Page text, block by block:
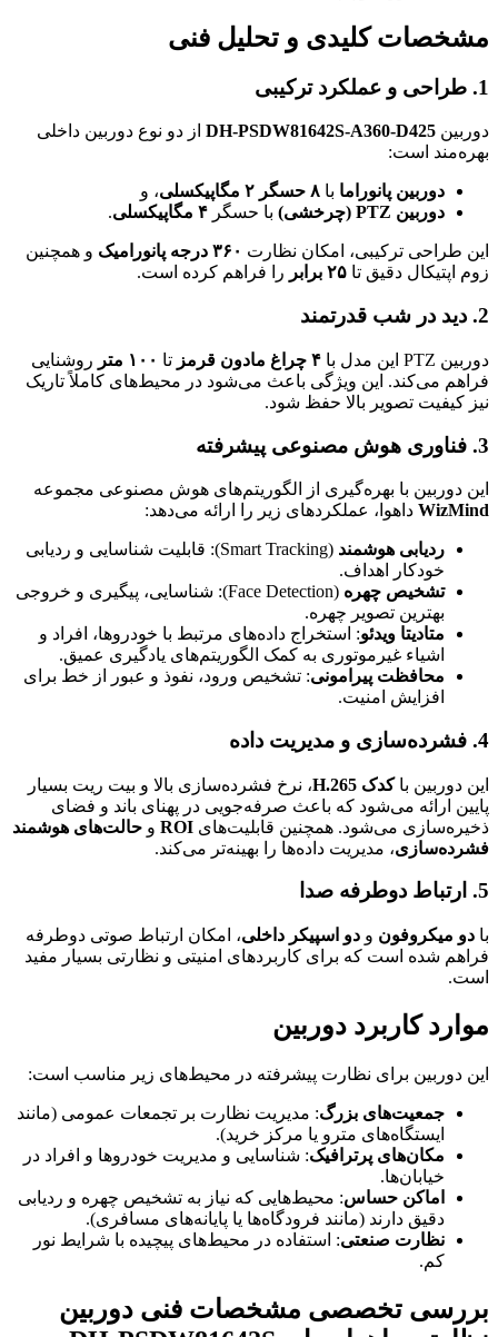
مشخصات کلیدی و تحلیل فنی
1. طراحی و عملکرد ترکیبی
دوربین DH-PSDW81642S-A360-D425 از دو نوع دوربین داخلی
بهره‌مند است:
دوربین پانوراما با ۸ حسگر ۲ مگاپیکسلی
، و
دوربین PTZ (چرخشی)
با حسگر ۴ مگاپیکسلی .
این طراحی ترکیبی، امکان نظارت ۳۶۰ درجه پانورامیک
و همچنین
زوم اپتیکال دقیق تا ۲۵ برابر را فراهم کرده است.
2. دید در شب قدرتمند
دوربین PTZ این مدل با ۴ چراغ مادون قرمز تا ۱۰۰ متر
روشنایی
فراهم می‌کند. این ویژگی باعث می‌شود در محیط‌های کاملاً تاریک
نیز کیفیت تصویر بالا حفظ شود.
3. فناوری هوش مصنوعی پیشرفته
این دوربین با بهره‌گیری از الگوریتم‌های هوش مصنوعی مجموعه
WizMind داهوا، عملکردهای زیر را ارائه می‌دهد:
ردیابی هوشمند
(Smart Tracking): قابلیت شناسایی و ردیابی
خودکار اهداف.
تشخیص چهره
(Face Detection): شناسایی، پیگیری و خروجی
بهترین تصویر چهره.
متادیتا ویدئو: استخراج داده‌های مرتبط با خودروها، افراد و
اشیاء غیرموتوری به کمک الگوریتم‌های یادگیری عمیق.
محافظت پیرامونی: تشخیص ورود، نفوذ و عبور از خط برای
افزایش امنیت.
4. فشرده‌سازی و مدیریت داده
این دوربین باکدک H.265
، نرخ فشرده‌سازی بالا و بیت ریت بسیار
پایین ارائه می‌شود که باعث صرفه‌جویی در پهنای باند و فضای
ذخیره‌سازی می‌شود. همچنین قابلیت‌های ROI و حالت‌های هوشمند
فشرده‌سازی، مدیریت داده‌ها را بهینه‌تر می‌کند.
5. ارتباط دوطرفه صدا
با دو میکروفون و دو اسپیکر داخلی، امکان ارتباط صوتی دوطرفه
فراهم شده است که برای کاربردهای امنیتی و نظارتی بسیار مفید
است.
موارد کاربرد دوربین
این دوربین برای نظارت پیشرفته در محیط‌های زیر مناسب است:
جمعیت‌های بزرگ: مدیریت نظارت بر تجمعات عمومی (مانند
ایستگاه‌های مترو یا مرکز خرید).
مکان‌های پرترافیک: شناسایی و مدیریت خودروها و افراد در
خیابان‌ها.
اماکن حساس: محیط‌هایی که نیاز به تشخیص چهره و ردیابی
دقیق دارند (مانند فرودگاه‌ها یا پایانه‌های مسافری).
نظارت صنعتی: استفاده در محیط‌های پیچیده با شرایط نور
کم.
بررسی تخصصی مشخصات فنی دوربین